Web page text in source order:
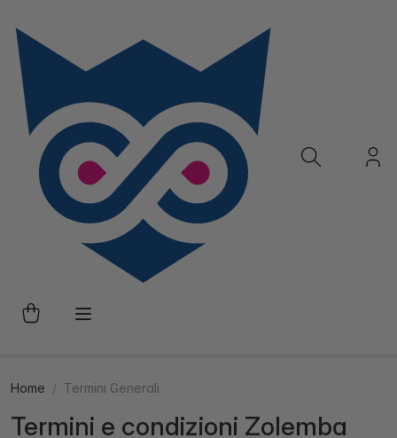
Home Termini Generali
Termini e condizioni Zolemba